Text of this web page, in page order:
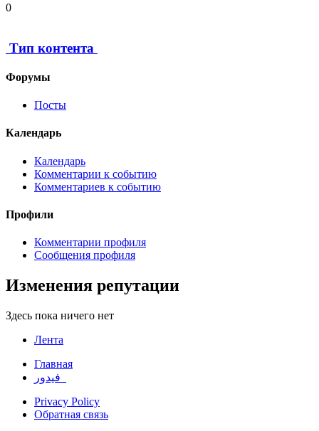
0
Тип контента
Форумы
Посты
Календарь
Календарь
Комментарии к событию
Комментариев к событию
Профили
Комментарии профиля
Сообщения профиля
Изменения репутации
Здесь пока ничего нет
Лента
Главная
Privacy Policy
Обратная связь